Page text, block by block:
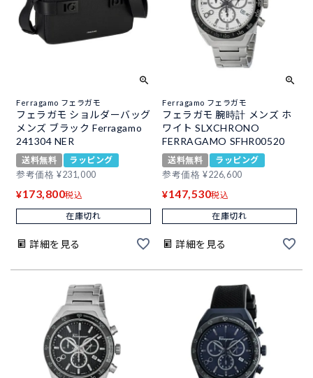
Ferragamo フェラガモ
フェラガモ ショルダーバッグ
メンズ ブラック Ferragamo
241304 NER
送料無料
ラッピング
参考価格 ¥231,000
¥173,800税込
在庫切れ
詳細を見る
Ferragamo フェラガモ
フェラガモ 腕時計 メンズ ホ
ワイト SLXCHRONO
FERRAGAMO SFHR00520
送料無料
ラッピング
参考価格 ¥226,600
¥147,530税込
在庫切れ
詳細を見る